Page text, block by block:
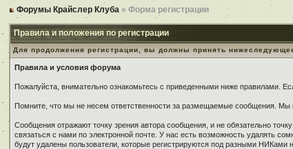
Форумы Крайслер Клуба » Форма регистрации
Правила и положения по регистрации
Для продолжения регистрации, вы должны принять
Правила и условия форума
Пожалуйста, внимательно ознакомьтесь с приведенными ниже правилами.
Помните, что мы не несем ответственности за размещаемые сообщения. Мы
Сообщения отражают точку зрения автора сообщения, и не обязательно
связаться с нами по электронной почте. У нас есть возможность удалять
будут удалены пользователи, которые регистрируются под разными НИКами